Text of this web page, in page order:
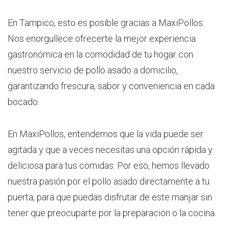
En Tampico, esto es posible gracias a MaxiPollos.
Nos enorgullece ofrecerte la mejor experiencia
gastronómica en la comodidad de tu hogar con
nuestro servicio de pollo asado a domicilio,
garantizando frescura, sabor y conveniencia en cada
bocado.
En MaxiPollos, entendemos que la vida puede ser
agitada y que a veces necesitas una opción rápida y
deliciosa para tus comidas. Por eso, hemos llevado
nuestra pasión por el pollo asado directamente a tu
puerta, para que puedas disfrutar de este manjar sin
tener que preocuparte por la preparación o la cocina.